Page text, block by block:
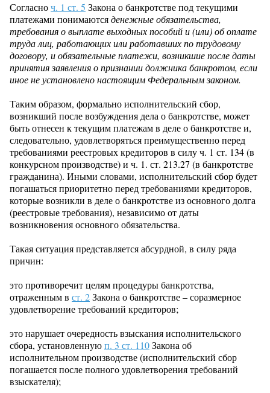
Согласноч. 1 ст. 5 Закона о банкротстве под текущими
платежами понимаютсяденежные обязательства,
требования о выплате выходных пособий и (или) об оплате
труда лиц, работающих или работавших по трудовому
договору, и обязательные платежи, возникшие после даты
принятия заявления о признании должника банкротом, если
иное не установлено настоящим Федеральным законом.
Таким образом, формально исполнительский сбор,
возникший после возбуждения дела о банкротстве, может
быть отнесен к текущим платежам в деле о банкротстве и,
следовательно, удовлетворяться преимущественно перед
требованиями реестровых кредиторов в силу ч. 1 ст. 134 (в
конкурсном производстве) и ч. 1. ст. 213.27 (в банкротстве
гражданина). Иными словами, исполнительский сбор будет
погашаться приоритетно перед требованиями кредиторов,
которые возникли в деле о банкротстве из основного долга
(реестровые требования), независимо от даты
возникновения основного обязательства.
Такая ситуация представляется абсурдной, в силу ряда
причин:
это противоречит целям процедуры банкротства,
отраженным в ст. 2Закона о банкротстве – соразмерное
удовлетворение требований кредиторов;
это нарушает очередность взыскания исполнительского
сбора, установленнуюп. 3 ст. 110Закона об
исполнительном производстве (исполнительский сбор
погашается после полного удовлетворения требований
взыскателя);